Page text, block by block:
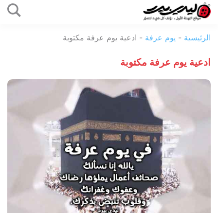
بيرد
الرئيسية - يوم عرفة - ادعية يوم عرفة مكتوبة
ادعية يوم عرفة مكتوبة